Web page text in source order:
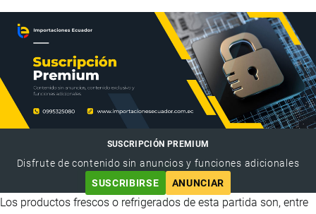
SUSCRIPCIÓN PREMIUM
Disfrute de contenido sin anuncios y funciones adicionales
SUSCRIBIRSE
ANUNCIAR
Los productos frescos o refrigerados de esta partida son, entre